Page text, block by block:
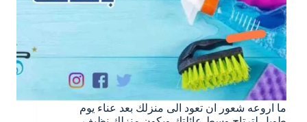
ما اروعه شعور ان تعود الى منزلك بعد عناء يوم